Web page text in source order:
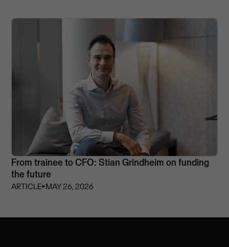
From trainee to CFO: Stian Grindheim on funding
the future
ARTICLE⏵MAY 26, 2026